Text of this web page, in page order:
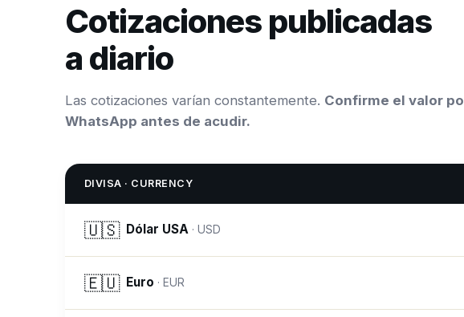
Cotizaciones publicadas
a diario
Las cotizaciones varían constantemente. Confirme el valor
WhatsApp antes de acudir.
DIVISA · CURRENCY
🇺🇸 Dólar USA · USD
🇪🇺 Euro · EUR